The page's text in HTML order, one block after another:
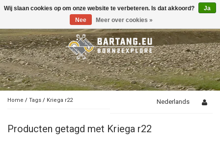
Toggle
Home / Tags / Kriega r22 Nederlands
Producten getagd met Kriega r22
Wij slaan cookies op om onze website te verbeteren. Is dat akkoord?
Ja
Nee
Meer over cookies »